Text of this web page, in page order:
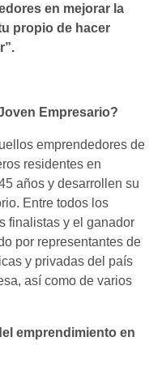
en mejorar la
propio de hacer
Empresario?
emprendedores de
residentes en
años y desarrollen su
Entre todos los
finalistas y el ganador
por representantes de
y privadas del país
así como de varios
emprendimiento en